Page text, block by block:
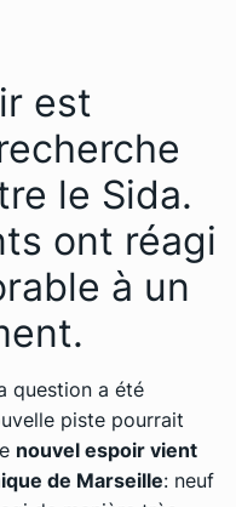
est
le Sida.
ont réagi
à un
question a été
piste pourrait
nouvel espoir vient
de Marseille: neuf